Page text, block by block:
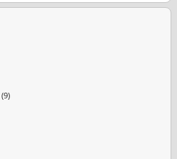
(9)